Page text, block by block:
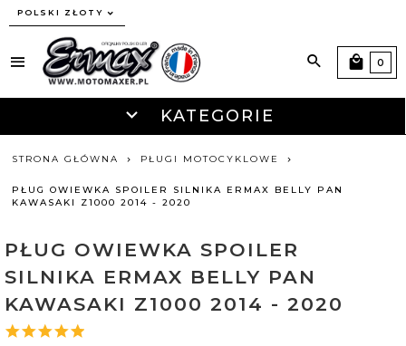
currency_h
POLSKI ZŁOTY
KATEGORIE
0
STRONA GŁÓWNA PŁUGI MOTOCYKLOWE
PŁUG OWIEWKA SPOILER SILNIKA ERMAX BELLY PAN
KAWASAKI Z1000 2014 - 2020
PŁUG OWIEWKA SPOILER
SILNIKA ERMAX BELLY PAN
KAWASAKI Z1000 2014 - 2020